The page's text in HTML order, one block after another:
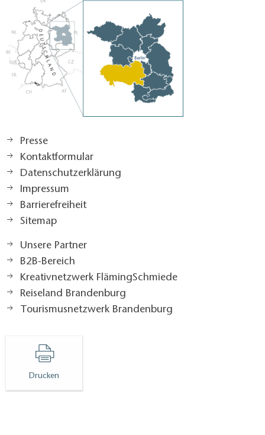
Presse
Kontaktformular
Datenschutzerklärung
Impressum
Barrierefreiheit
Sitemap
Unsere Partner
B2B-Bereich
Kreativnetzwerk FlämingSchmiede
Reiseland Brandenburg
Tourismusnetzwerk Brandenburg
Drucken